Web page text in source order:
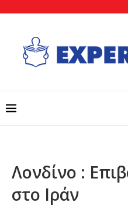
Λονδίνο :
στο Ιράν